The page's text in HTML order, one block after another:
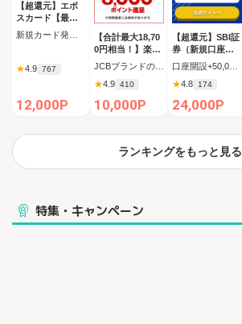
【超還元】エポ
スカード【最短4
日付与】
★4.9 767
12,000P
【合計最大18,70
0円相当！】楽天
カード【JCBキ
ャンペーン実施
中】
★4.9 410
10,000P
【超還元】SBI証
券（新規口座開
設+50,000円以上
入金）
★4.8 174
24,000P
ランキングをもっと見る
特集・キャンペーン